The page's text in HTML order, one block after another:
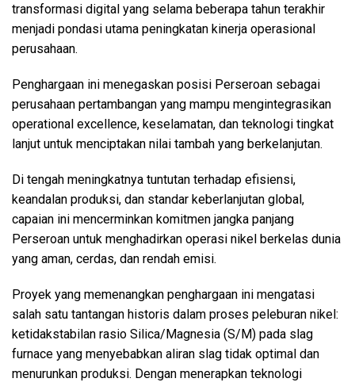
transformasi digital yang selama beberapa tahun terakhir
menjadi pondasi utama peningkatan kinerja operasional
perusahaan.
Penghargaan ini menegaskan posisi Perseroan sebagai
perusahaan pertambangan yang mampu mengintegrasikan
operational excellence, keselamatan, dan teknologi tingkat
lanjut untuk menciptakan nilai tambah yang berkelanjutan.
Di tengah meningkatnya tuntutan terhadap efisiensi,
keandalan produksi, dan standar keberlanjutan global,
capaian ini mencerminkan komitmen jangka panjang
Perseroan untuk menghadirkan operasi nikel berkelas dunia
yang aman, cerdas, dan rendah emisi.
Proyek yang memenangkan penghargaan ini mengatasi
salah satu tantangan historis dalam proses peleburan nikel:
ketidakstabilan rasio Silica/Magnesia (S/M) pada slag
furnace yang menyebabkan aliran slag tidak optimal dan
menurunkan produksi. Dengan menerapkan teknologi